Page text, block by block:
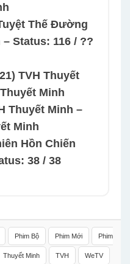
Thế Đường
Status: 116 / ??
TVH Thuyết
Minh
Thuyết Minh –
Minh
Hồn Chiến
38 / 38
Phim Bộ Phim Mới Phim
Thuyết Minh TVH WeTV